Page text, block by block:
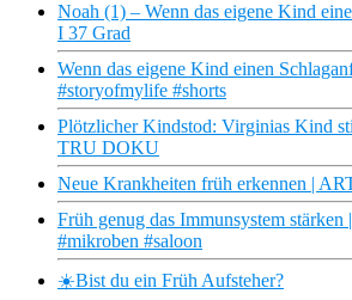
Noah (1) – Wenn das eigene Kind
I 37 Grad
Wenn das eigene Kind einen
#storyofmylife #shorts
Plötzlicher Kindstod: Virginias Kind
TRU DOKU
Neue Krankheiten früh erkennen |
Früh genug das Immunsystem
#mikroben #saloon
☀️Bist du ein Früh Aufsteher?